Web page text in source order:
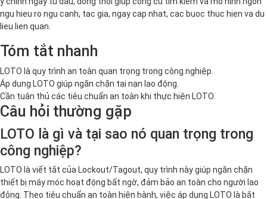
ngu hieu ro ngu canh, tac gia, ngay cap nhat, cac buoc thuc hien va du
lieu lien quan.
Tóm tắt nhanh
LOTO là quy trình an toàn quan trọng trong công nghiệp.
Áp dụng LOTO giúp ngăn chặn tai nạn lao động.
Cần tuân thủ các tiêu chuẩn an toàn khi thực hiện LOTO.
Câu hỏi thường gặp
LOTO là gì và tại sao nó quan trọng trong
công nghiệp?
LOTO là viết tắt của Lockout/Tagout, quy trình này giúp ngăn chặn
thiết bị máy móc hoạt động bất ngờ, đảm bảo an toàn cho người lao
động. Theo tiêu chuẩn an toàn hiện hành, việc áp dụng LOTO là bắt